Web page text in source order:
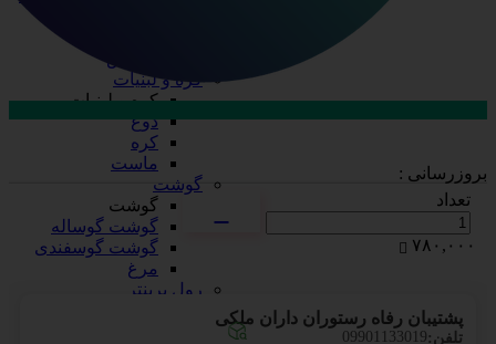
کره و لبنیات
کره و لبنیات
دوغ
کره
ماست
گوشت
گوشت
گوشت گوساله
گوشت گوسفندی
مرغ
رول پرینتر
بروزرسانی :
تعداد
۷۸۰,۰۰۰
پشتیبان رفاه رستوران داران ملکی
تلفن: 09901133019